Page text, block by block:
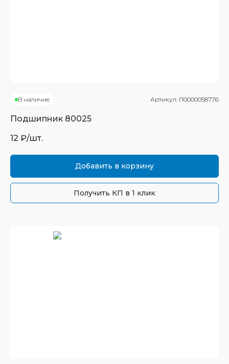
В наличие Артикул: П0000058776
Подшипник 80025
12 ₽/шт.
Добавить в корзину
Получить КП в 1 клик